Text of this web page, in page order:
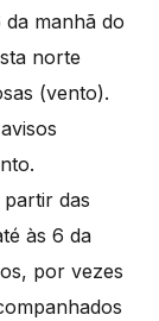
manhã do
norte
(vento).
das
às 6 da
por vezes